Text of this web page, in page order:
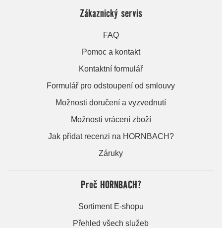
Zákaznický servis
FAQ
Pomoc a kontakt
Kontaktní formulář
Formulář pro odstoupení od smlouvy
Možnosti doručení a vyzvednutí
Možnosti vrácení zboží
Jak přidat recenzi na HORNBACH?
Záruky
Proč HORNBACH?
Sortiment E-shopu
Přehled všech služeb